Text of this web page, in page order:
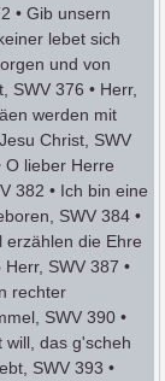
• Gib unsern
lebet sich
und von
SWV 376 • Herr,
werden mit
Christ, SWV
O lieber Herre
382 • Ich bin eine
SWV 384 •
erzählen die Ehre
SWV 387 •
rechter
SWV 390 •
will, das g'scheh
SWV 393 •